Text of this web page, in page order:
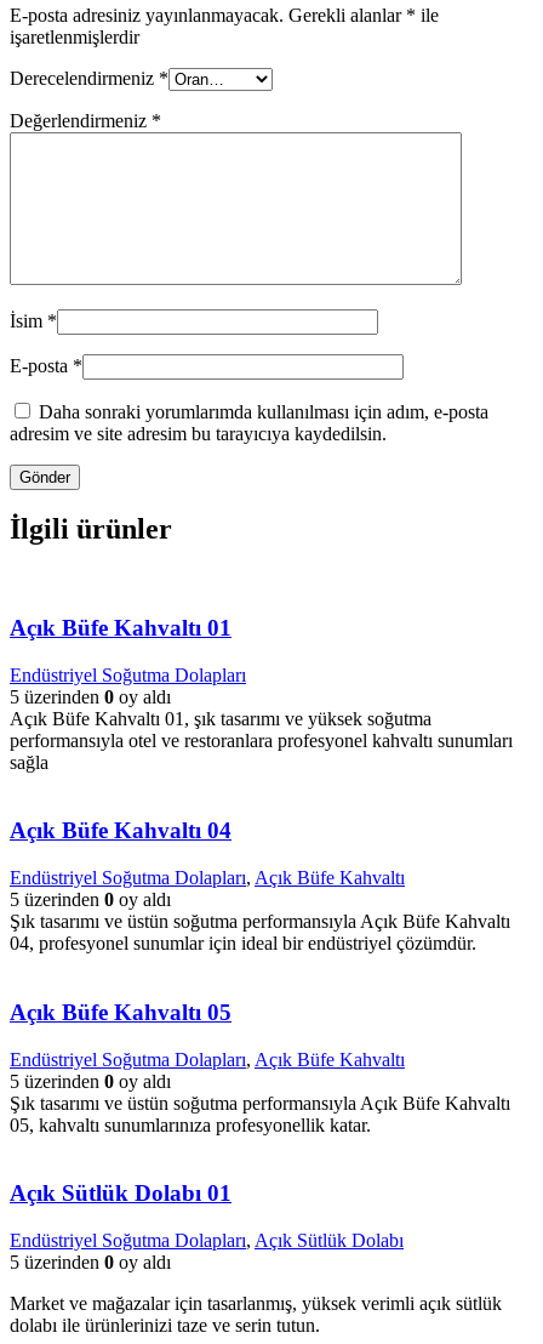
E-posta adresiniz yayınlanmayacak. Gerekli alanlar * ile
işaretlenmişlerdir
Derecelendirmeniz *
Değerlendirmeniz *
İsim *
E-posta *
Daha sonraki yorumlarımda kullanılması için adım, e-posta
adresim ve site adresim bu tarayıcıya kaydedilsin.
İlgili ürünler
Açık Büfe Kahvaltı 01
Endüstriyel Soğutma Dolapları
5 üzerinden 0 oy aldı
Açık Büfe Kahvaltı 01, şık tasarımı ve yüksek soğutma
performansıyla otel ve restoranlara profesyonel kahvaltı sunumları
sağla
Açık Büfe Kahvaltı 04
Endüstriyel Soğutma Dolapları, Açık Büfe Kahvaltı
5 üzerinden 0 oy aldı
Şık tasarımı ve üstün soğutma performansıyla Açık Büfe Kahvaltı
04, profesyonel sunumlar için ideal bir endüstriyel çözümdür.
Açık Büfe Kahvaltı 05
Endüstriyel Soğutma Dolapları, Açık Büfe Kahvaltı
5 üzerinden 0 oy aldı
Şık tasarımı ve üstün soğutma performansıyla Açık Büfe Kahvaltı
05, kahvaltı sunumlarınıza profesyonellik katar.
Açık Sütlük Dolabı 01
Endüstriyel Soğutma Dolapları, Açık Sütlük Dolabı
5 üzerinden 0 oy aldı
Market ve mağazalar için tasarlanmış, yüksek verimli açık sütlük
dolabı ile ürünlerinizi taze ve serin tutun.